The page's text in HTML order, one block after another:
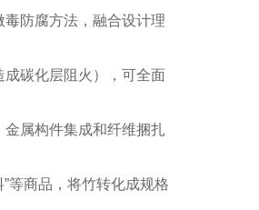
防腐方法，融合设计理
碳化层阻火），可全面
属构件集成和纤维捆扎
等商品，将竹转化成规格